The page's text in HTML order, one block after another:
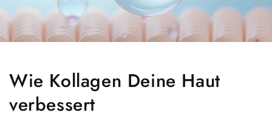
Wie Kollagen Deine Haut
verbessert